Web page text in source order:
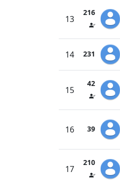
13
216
14 231
15
42
16 39
17
210